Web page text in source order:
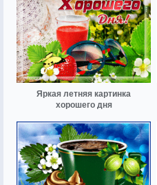
Яркая летняя картинка
хорошего дня